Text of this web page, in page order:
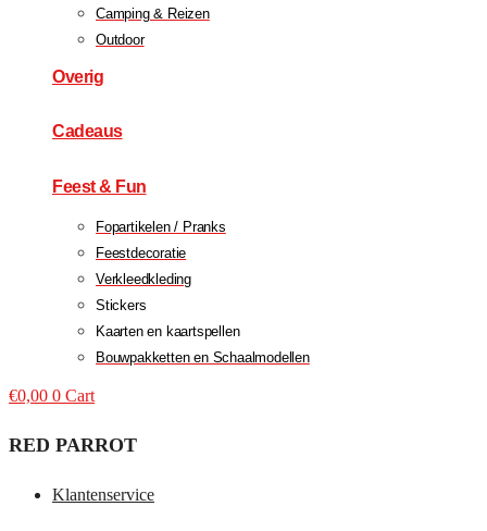
Camping & Reizen
Outdoor
Overig
Cadeaus
Feest & Fun
Fopartikelen / Pranks
Feestdecoratie
Verkleedkleding
Stickers
Kaarten en kaartspellen
Bouwpakketten en Schaalmodellen
€0,00 0 Cart
RED PARROT
Klantenservice